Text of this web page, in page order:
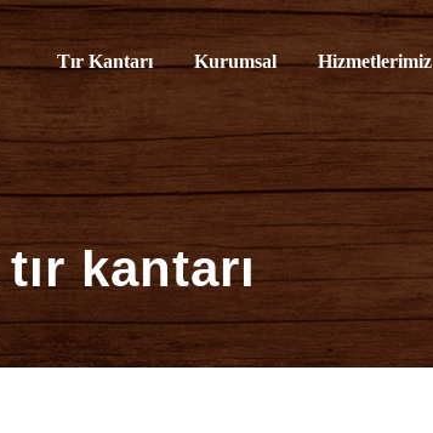
Tır Kantarı Kurumsal Hizmetlerimiz
kantarı